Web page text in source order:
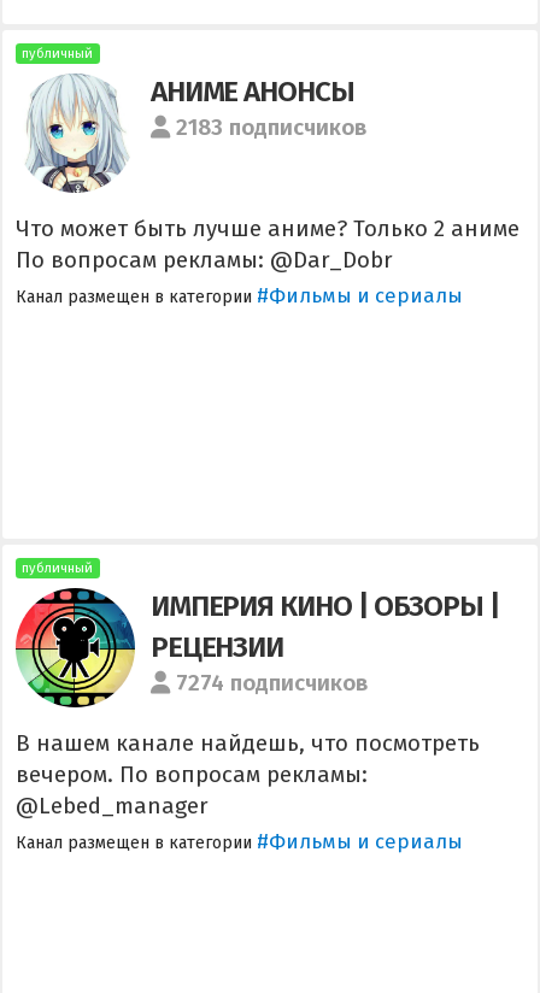
публичный
АНИМЕ АНОНСЫ
2183 подписчиков
Что может быть лучше аниме? Только 2 аниме
По вопросам рекламы: @Dar_Dobr
Канал размещен в категории #Фильмы и сериалы
публичный
ИМПЕРИЯ КИНО | ОБЗОРЫ |
РЕЦЕНЗИИ
7274 подписчиков
В нашем канале найдешь, что посмотреть
вечером. По вопросам рекламы:
@Lebed_manager
Канал размещен в категории #Фильмы и сериалы